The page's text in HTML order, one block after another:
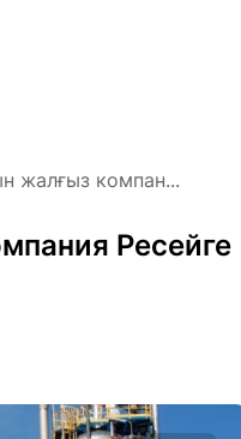
жалғыз компан...
Ресейге